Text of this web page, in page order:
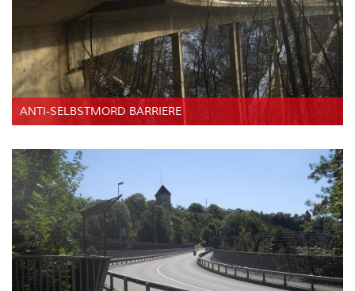
ANTI-SELBSTMORD BARRIERE